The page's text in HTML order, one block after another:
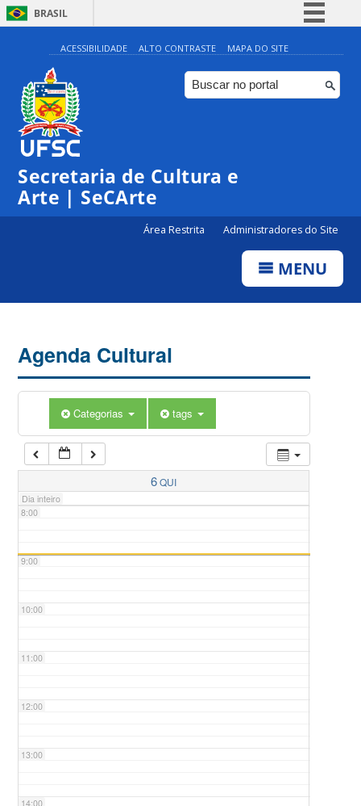
BRASIL
Simplifique!
Comunica BR
Participe
ACESSIBILIDADE ALTO CONTRASTE MAPA DO SITE
Secretaria de Cultura e
Arte | SeCArte
Área Restrita Administradores do Site
MENU
Agenda Cultural
Categorias tags
6QUI
Dia inteiro
0:00
1:00
5:00
7:00
8:00
9:00
10:00
11:00
12:00
13:00
14:00